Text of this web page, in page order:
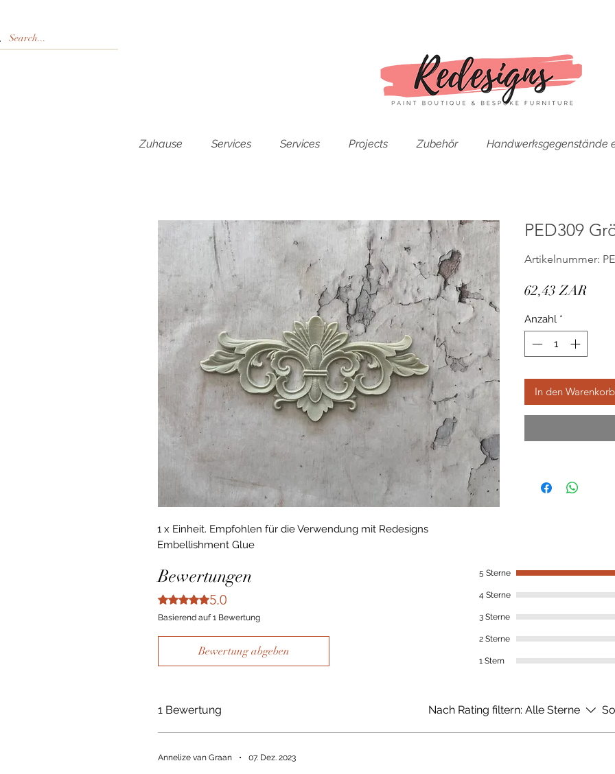
Zuhause Services Services Projects Zubehör Handwerksgegenstände
1 x Einheit. Empfohlen für die Verwendung mit Redesigns
Embellishment Glue
PED309
Artikelnummer:
62,43 ZARPreis
Anzahl *
In den Warenkorb
Bewertungen
Mit 5 von 5 Sternen bewertet.
5.0
Basierend auf 1 Bewertung
Bewertung abgeben
5 Sterne
4 Sterne
3 Sterne
2 Sterne
1 Stern
1 Bewertung Nach Rating filtern: Alle Sterne
Annelize van Graan • 07. Dez. 2023